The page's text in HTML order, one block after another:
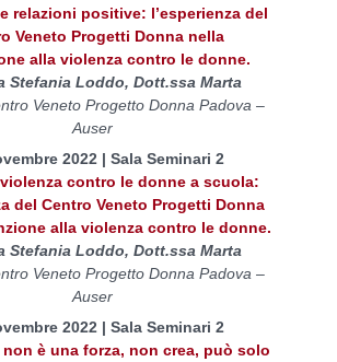
relazioni positive: l’esperienza del
Veneto Progetti Donna nella
alla violenza contro le donne.
Stefania Loddo, Dott.ssa Marta
Veneto Progetto Donna Padova –
Auser
2022 | Sala Seminari 2
contro le donne a scuola:
del Centro Veneto Progetti Donna
alla violenza contro le donne.
Stefania Loddo, Dott.ssa Marta
Veneto Progetto Donna Padova –
Auser
2022 | Sala Seminari 2
è una forza, non crea, può solo